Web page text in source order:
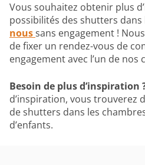
Vous souhaitez obtenir plus
possibilités des shutters dans
noussans engagement !
de fixer un rendez-vous de
engagement avec l’un de nos
Besoin de plus d’inspiration
d’inspiration, vous trouverez
de shutters dans les
d’enfants.